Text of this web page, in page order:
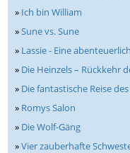
» Ich bin William
»Sune vs. Sune
» Lassie - Eine
» Die Heinzels – Rückkehr
» Die fantastische Reise
» Romys Salon
» Die Wolf-Gäng
»Vier zauberhafte